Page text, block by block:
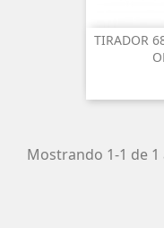
TIRADOR
Mostrando 1-1 de